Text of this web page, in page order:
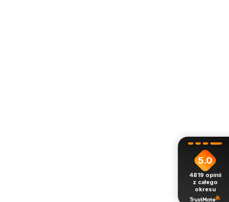
5.0
4819 opinii
z całego
okresu